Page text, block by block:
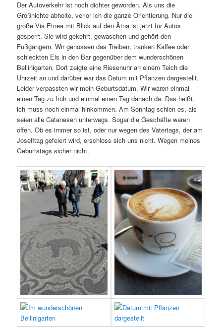
Der Autoverkehr ist noch dichter geworden. Als uns die
Großnichte abholte, verlor ich die ganze Orientierung. Nur die
große Via Etnea mit Blick auf den Ätna ist jetzt für Autos
gesperrt. Sie wird gekehrt, gewaschen und gehört den
Fußgängern. Wir genossen das Treiben, tranken Kaffee oder
schleckten Eis in den Bar gegenüber dem wunderschönen
Bellinigarten. Dort zeigte eine Riesenuhr an einem Teich die
Uhrzeit an und darüber war das Datum mit Pflanzen dargestellt.
Leider verpassten wir mein Geburtsdatum. Wir waren einmal
einen Tag zu früh und einmal einen Tag danach da. Das heißt,
ich muss noch einmal hinkommen. Am Sonntag schien es, als
seien alle Catanesen unterwegs. Sogar die Geschäfte waren
offen. Ob es immer so ist, oder nur wegen des Vatertags, der am
Josefitag gefeiert wird, erschloss sich uns nicht. Wegen meines
Geburtstags sicher nicht.